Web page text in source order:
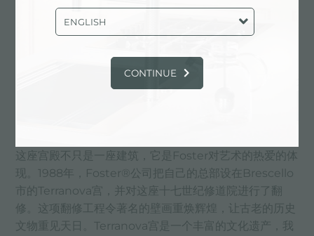
这座宫殿不只是一座建筑，它是Foster对艺术的热爱的体
现。1988年，Foster®公司把自己的总部设在Brescello
市的Terranova宫，并对这座十七世纪修道院进行了翻
修。这项翻修工程令著名的壁画重焕辉煌，让古老的历史
文物重见天日。Terranova宫是一个丰富的文化遗产，我
ENGLISH
CONTINUE